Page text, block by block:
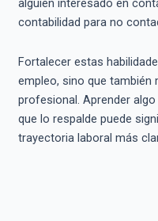
alguien interesado en
contabilidad para no
Fortalecer estas
empleo, sino que también
profesional. Aprender
que lo respalde puede
trayectoria laboral más